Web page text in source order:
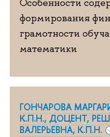
формирования
грамотности
математики
ГОНЧАРОВА
К.П.Н., ДОЦЕНТ,
ВАЛЕРЬЕВНА, К.П.Н.